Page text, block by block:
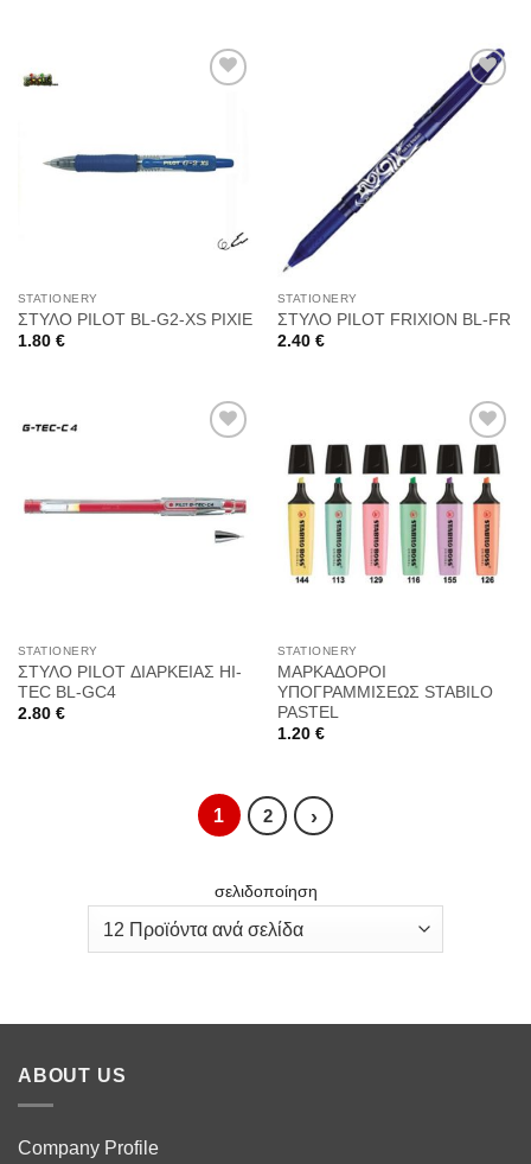
στη
Wishlist
STATIONERY
ΣΤΥΛΟ PILOT BL-G2-XS PIXIE
1.80 €
STATIONERY
ΣΤΥΛΟ PILOT FRIXION BL-FR
2.40 €
Προσθήκη
στη
Wishlist
STATIONERY
ΣΤΥΛΟ PILOT ΔΙΑΡΚΕΙΑΣ HI-
TEC BL-GC4
2.80 €
Προσθήκη
Wishlist
STATIONERY
ΜΑΡΚΑΔΟΡΟΙ
ΥΠΟΓΡΑΜΜΙΣΕΩΣ STABILO
PASTEL
1.20 €
1 2 ›
σελιδοποίηση
ABOUT US
Company Profile